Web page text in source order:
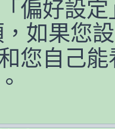
偏好設
如果您
您自己